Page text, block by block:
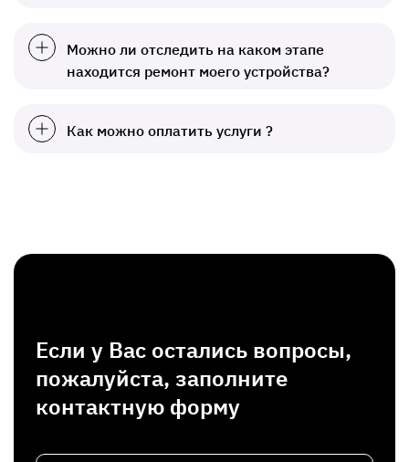
Можно ли отследить на каком этапе
находится ремонт моего устройства?
Как можно оплатить услуги ?
Если у Вас остались вопросы,
пожалуйста, заполните
контактную форму